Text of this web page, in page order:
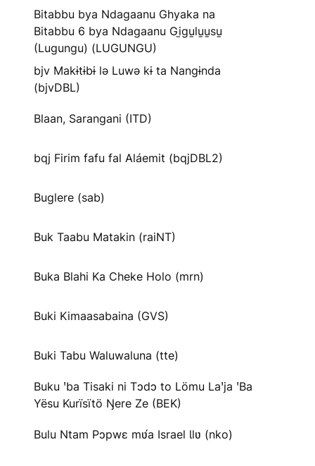
Bitabbu bya Ndagaanu Ghyaka na
Bitabbu 6 bya Ndagaanu Gi̱gu̱lu̱u̱su̱
(Lugungu) (LUGUNGU)
bjv Makɨtɨbɨ lə Luwə kɨ ta Nangɨnda
(bjvDBL)
Blaan, Sarangani (ITD)
bqj Firim fafu fal Aláemit (bqjDBL2)
Buglere (sab)
Buk Taabu Matakin (raiNT)
Buka Blahi Ka Cheke Holo (mrn)
Buki Kimaasabaina (GVS)
Buki Tabu Waluwaluna (tte)
Buku ꞌba Tisaki ni Tɔdɔ to Lömu Laꞌja ꞌBa
Yësu Kurïsïtö Ŋere Ze (BEK)
Bulu Ntam Pɔpwɛ mʋ́a Israel Ɩlʋ (nko)